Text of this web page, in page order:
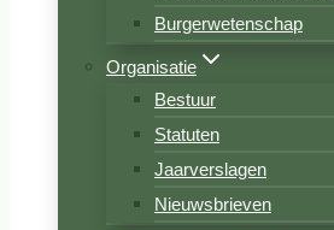
Burgerwetenschap
Organisatie
Bestuur
Statuten
Jaarverslagen
Nieuwsbrieven